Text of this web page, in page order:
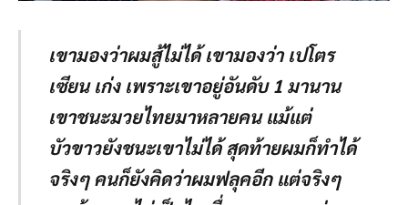
เขามองว่าผมสู้ไม่ได้ เขามองว่า เปโตร
เซียน เก่ง เพราะเขาอยู่อันดับ 1 มานาน
เขาชนะมวยไทยมาหลายคน แม้แต่
บัวขาวยังชนะเขาไม่ได้ สุดท้ายผมก็ทำได้
จริงๆ คนก็ยังคิดว่าผมฟลุคอีก แต่จริงๆ